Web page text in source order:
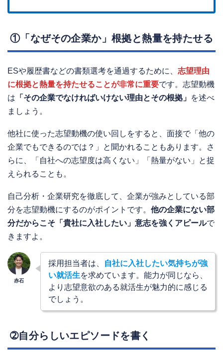
①「なぜその企業か」根拠と熱量を持たせる
ESや履歴書などの書類選考を通過するために、 志望理由
に根拠と熱量を持たせることが非常に重要です。志望動機
は 「その企業でなければいけない理由とその根拠」 を述べ
ましょう。
他社に使った志望動機の使い回しをすると、面接で「他の
企業でもできるのでは？」と聞かれることもあります。さ
らに、「自社への志望度は高くない」「熱量がない」と捉
えられることも。
自己分析・企業研究を徹底して、企業が強みとしている部
分を志望動機にするのがポイントです。 他の企業にない部
分だからこそ「貴社に入社したい」意志を強くアピールで
きますよ。
採用担当者は、
自社に入社したい気持ちが強
い就活生を求めています。能力が同じなら、
より志望意欲のある就活生が魅力的に感じる
でしょう。
➁自分らしいエピソードを書く